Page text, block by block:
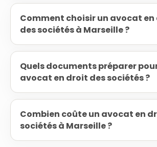
Comment choisir un avocat
des sociétés à Marseille ?
Quels documents préparer
avocat en droit des sociétés ?
Combien coûte un avocat en
sociétés à Marseille ?